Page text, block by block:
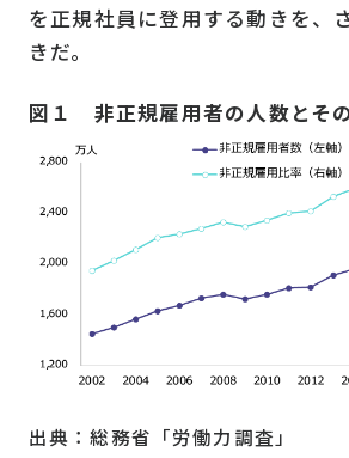
を正規社員に登用する動きを、
きだ。
図１ 非正規雇用者の人数とそ
出典：総務省「労働力調査」